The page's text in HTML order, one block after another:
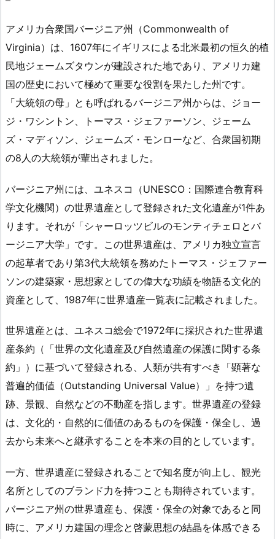
アメリカ合衆国バージニア州（Commonwealth of
Virginia）は、1607年にイギリスによる北米最初の恒久的植
民地ジェームズタウンが建設された地であり、アメリカ建
国の歴史において極めて重要な役割を果たした州です。
「大統領の母」とも呼ばれるバージニア州からは、ジョー
ジ・ワシントン、トーマス・ジェファーソン、ジェーム
ズ・マディソン、ジェームズ・モンローなど、合衆国初期
の8人の大統領が輩出されました。
バージニア州には、ユネスコ（UNESCO：国際連合教育科
学文化機関）の世界遺産として登録された文化遺産が1件あ
ります。それが「シャーロッツビルのモンティチェロとバ
ージニア大学」です。この世界遺産は、アメリカ独立宣言
の起草者であり第3代大統領を務めたトーマス・ジェファー
ソンの建築家・思想家としての偉大な功績を物語る文化的
資産として、1987年に世界遺産一覧表に記載されました。
世界遺産とは、ユネスコ総会で1972年に採択された世界遺
産条約（「世界の文化遺産及び自然遺産の保護に関する条
約」）に基づいて登録される、人類が共有すべき「顕著な
普遍的価値（Outstanding Universal Value）」を持つ遺
跡、景観、自然などの不動産を指します。世界遺産の登録
は、文化的・自然的に価値のあるものを保護・保全し、過
去から未来へと継承することを本来の目的としています。
一方、世界遺産に登録されることで知名度が向上し、観光
名所としてのブランド力を持つことも期待されています。
バージニア州の世界遺産も、保護・保全の対象であると同
時に、アメリカ建国の理念と啓蒙思想の結晶を体感できる